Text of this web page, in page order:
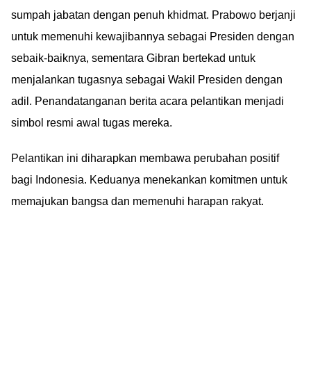
sumpah jabatan dengan penuh khidmat. Prabowo berjanji
untuk memenuhi kewajibannya sebagai Presiden dengan
sebaik-baiknya, sementara Gibran bertekad untuk
menjalankan tugasnya sebagai Wakil Presiden dengan
adil. Penandatanganan berita acara pelantikan menjadi
simbol resmi awal tugas mereka.
Pelantikan ini diharapkan membawa perubahan positif
bagi Indonesia. Keduanya menekankan komitmen untuk
memajukan bangsa dan memenuhi harapan rakyat.